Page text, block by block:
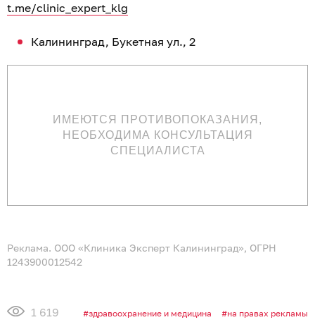
t.me/clinic_expert_klg
Калининград, Букетная ул., 2
ИМЕЮТСЯ ПРОТИВОПОКАЗАНИЯ,
НЕОБХОДИМА КОНСУЛЬТАЦИЯ
СПЕЦИАЛИСТА
Реклама. ООО «Клиника Эксперт Калининград», ОГРН
1243900012542
1 619 здравоохранение и медицина на правах рекламы